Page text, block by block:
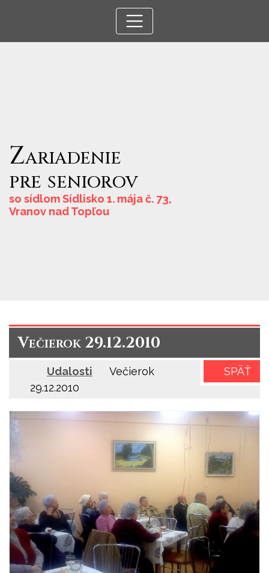
Zariadenie
pre seniorov
so sídlom Sídlisko 1. mája č. 73,
Vranov nad Topľou
Večierok 29.12.2010
SPÄŤ
Udalosti
Večierok
29.12.2010